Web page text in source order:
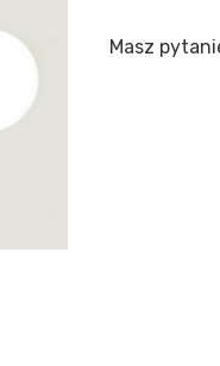
Masz